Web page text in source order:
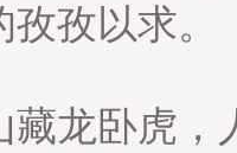
孜以求。
卧虎，人